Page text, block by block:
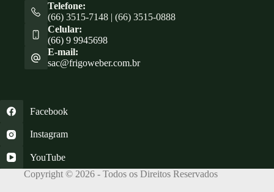
Telefone:
(66) 3515-7148 | (66) 3515-0888
Celular:
(66) 9 9945698
E-mail:
sac@frigoweber.com.br
Facebook
Instagram
YouTube
Copyright © 2026 - Todos os Direitos Reservados